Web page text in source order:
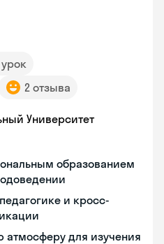
урок
2 отзыва
Университет
образованием
и кросс-
атмосферу для изучения